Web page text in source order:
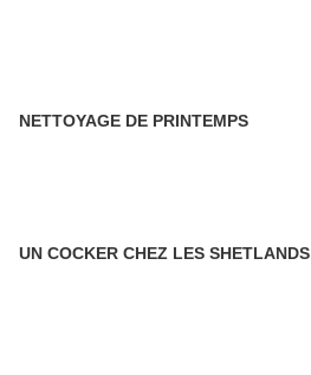
NETTOYAGE DE PRINTEMPS
UN COCKER CHEZ LES SHETLANDS